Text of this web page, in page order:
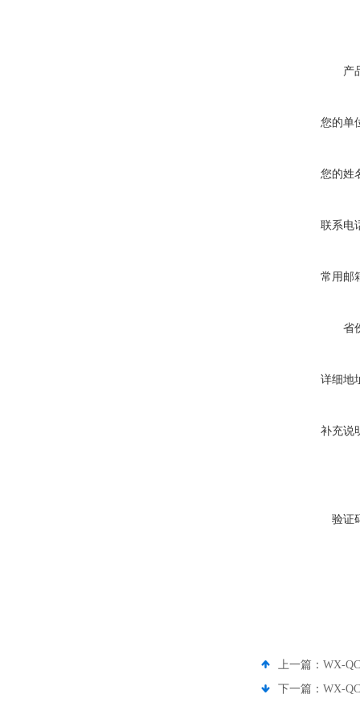
产
您的单
您的姓
联系电
常用邮
省
详细地
补充说
验证
上一篇： WX-
下一篇： WX-